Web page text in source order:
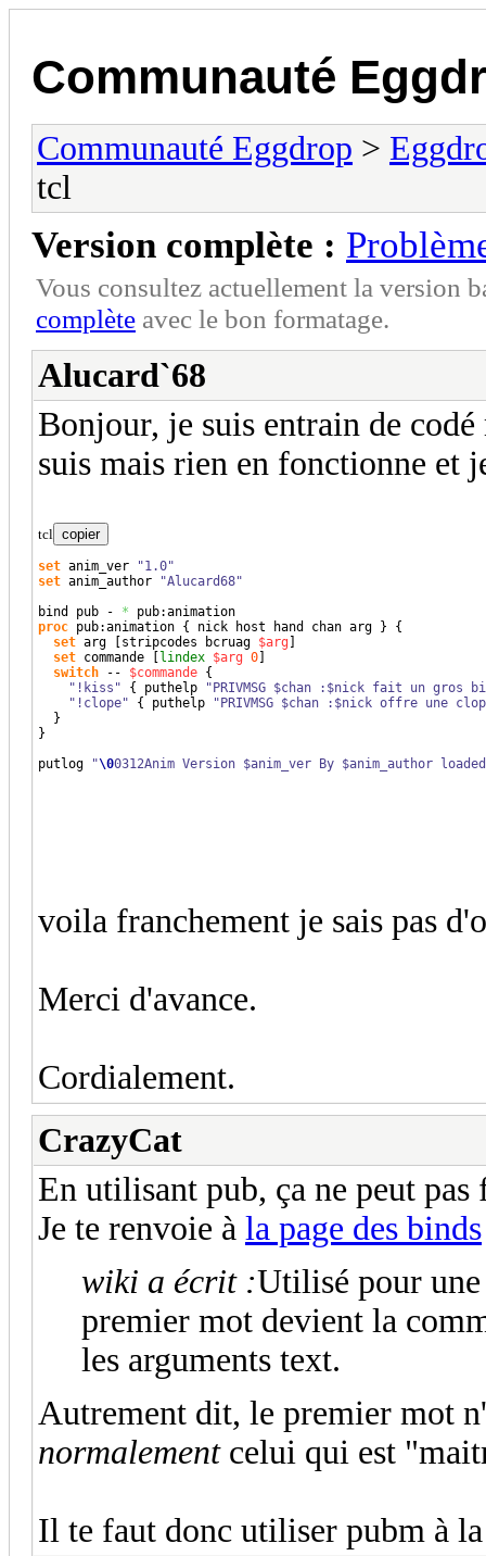
Communauté
Communauté Eggdrop >
tcl
Version complète :
Vous consultez actuellement la version
complète avec le bon formatage.
Alucard`68
Bonjour, je suis entrain de
suis mais rien en fonctionne et
tcl copier
set anim_ver
"1.0"
set anim_author
"Alucard68"
bind pub - *
proc pub:animation { nick host hand chan arg }
{
set arg [stripcodes bcruag $arg ]
set commande [lindex $arg 0]
switch -- $commande {
"!kiss"
{ puthelp
"PRIVMSG $chan :$nick fait un gros
"!clope"
{ puthelp
"PRIVMSG $chan :$nick offre une
}
}
putlog
"\00312Anim Version $anim_ver By $anim_author
voila franchement je sais pas
Merci d'avance.
Cordialement.
CrazyCat
En utilisant pub, ça ne peut pas
Je te renvoie à la page des binds
wiki a écrit :Utilisé pour une
premier mot devient la
les arguments text.
Autrement dit, le premier mot
normalementcelui qui est
Il te faut donc utiliser pubm à